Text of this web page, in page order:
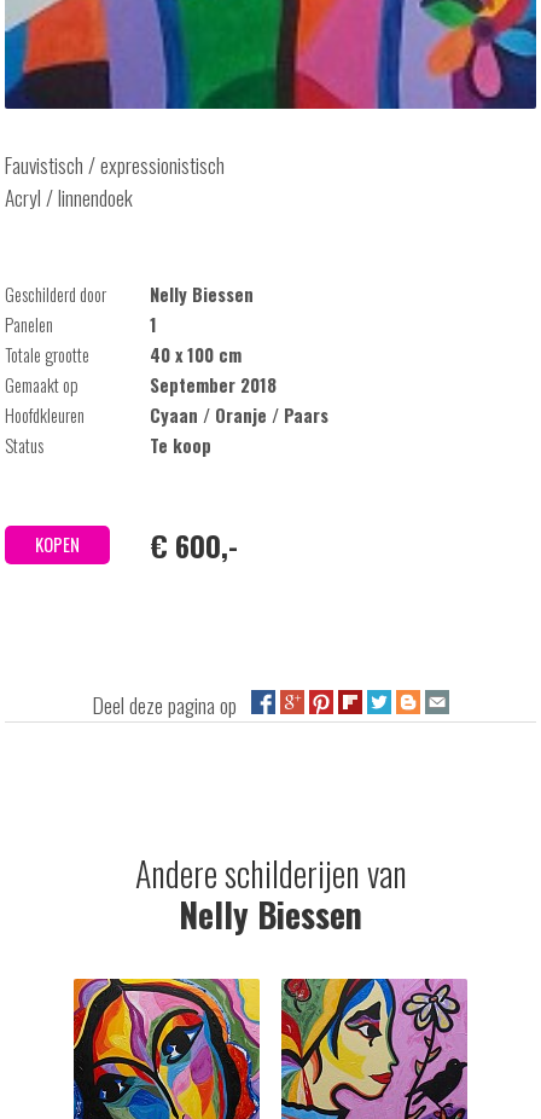
Fauvistisch / expressionistisch
Acryl / linnendoek
Geschilderd door
Nelly Biessen
Panelen
1
Totale grootte
40 x 100 cm
Gemaakt op
September 2018
Hoofdkleuren
Cyaan / Oranje / Paars
Status
Te koop
KOPEN € 600,-
Deel deze pagina op
Andere schilderijen van
Nelly Biessen